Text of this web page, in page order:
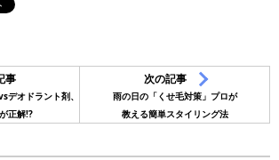
事
デオドラント剤、
正解!?
次の記事
雨の日の「くせ毛対策」プロが
教える簡単スタイリング法